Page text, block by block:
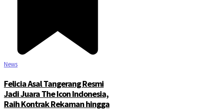
News
Felicia Asal Tangerang Resmi
Jadi Juara The Icon Indonesia,
Raih Kontrak Rekaman hingga